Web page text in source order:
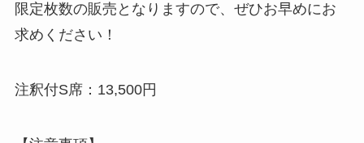
限定枚数の販売となりますので、ぜひお早めにお
求めください！
注釈付S席：13,500円